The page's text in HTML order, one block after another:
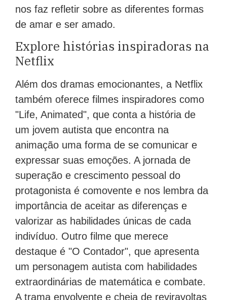
nos faz refletir sobre as diferentes formas
de amar e ser amado.
Explore histórias inspiradoras na
Netflix
Além dos dramas emocionantes, a Netflix
também oferece filmes inspiradores como
"Life, Animated", que conta a história de
um jovem autista que encontra na
animação uma forma de se comunicar e
expressar suas emoções. A jornada de
superação e crescimento pessoal do
protagonista é comovente e nos lembra da
importância de aceitar as diferenças e
valorizar as habilidades únicas de cada
indivíduo. Outro filme que merece
destaque é "O Contador", que apresenta
um personagem autista com habilidades
extraordinárias de matemática e combate.
A trama envolvente e cheia de reviravoltas